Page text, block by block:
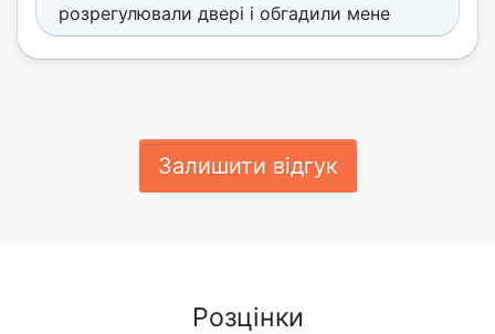
розрегулювали двері і обгадили мене
Залишити відгук
Розцінки